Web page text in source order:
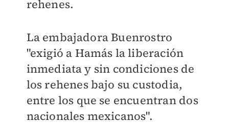
rehenes.
La embajadora Buenrostro
"exigió a Hamás la liberación
inmediata y sin condiciones de
los rehenes bajo su custodia,
entre los que se encuentran dos
nacionales mexicanos".